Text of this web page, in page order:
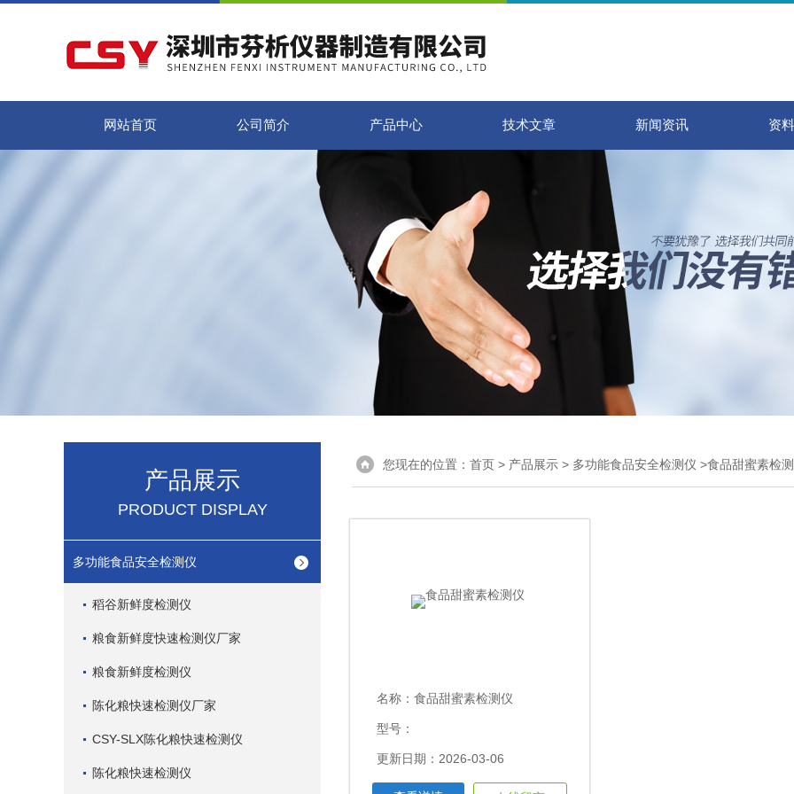
网站首页 公司简介 产品中心 技术文章 新闻资讯 资
产品展示
PRODUCT DISPLAY
多功能食品安全检测仪
稻谷新鲜度检测仪
粮食新鲜度快速检测仪厂家
粮食新鲜度检测仪
陈化粮快速检测仪厂家
CSY-SLX陈化粮快速检测仪
陈化粮快速检测仪
您现在的位置： 首页 > 产品展示 > 多功能食品安全检测仪 >食品甜蜜素检
名称： 食品甜蜜素检测仪
型号：
更新日期：2026-03-06